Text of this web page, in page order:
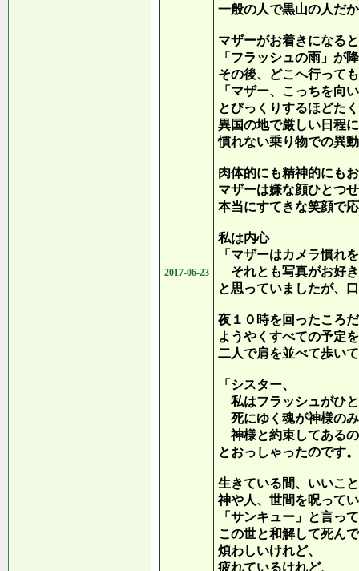
2017-06-23
一般の人で黒山の人だ
マザーがお着きになる
「フラッシュの雨」が
その後、どこへ行って
「マザー、こっちを向
とびっくりするほどた
異国の地で厳しい日程
慣れない乗り物での異
肉体的にも精神的にも
マザーは嫌な顔ひとつ
本当にすてきな笑顔で
私は内心
「マザーはカメラ慣れ
それとも写真がお好
と思っていましたが、
夜１０時を回ったころ
ようやくすべての予定
二人で肩を並べて歩い
「シスター、
私はフラッシュがひ
死にゆく魂が神様の
神様と約束してある
とおっしゃったのです。
生きている間、いいこ
神や人、世間を呪って
「サンキュー」と言っ
この世と和解して死ん
煩わしいけれど、
疲れているけれど、